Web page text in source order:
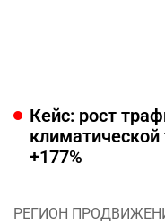
Кейс: рост
+177%
РЕГИОН